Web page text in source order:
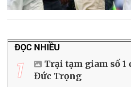
ĐỌC NHIỀU
1
Trại tạm giam số 1
Đức Trọng